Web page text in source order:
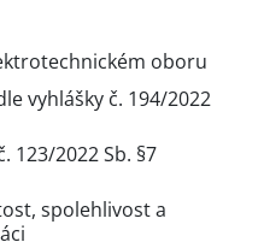
oboru
vyhlášky č. 194/2022
123/2022 Sb. §7
spolehlivost a